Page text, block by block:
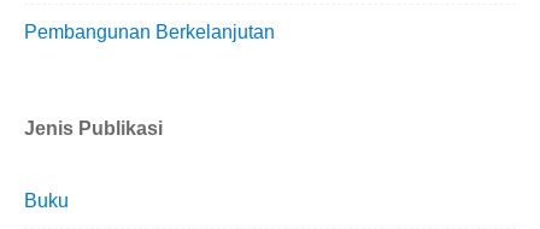
Pembangunan Berkelanjutan
Jenis Publikasi
Buku